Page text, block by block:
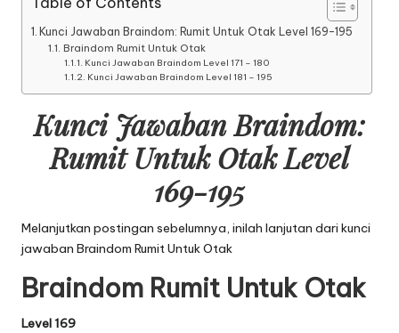
Kunci Jawaban Braindom: Rumit Untuk Otak Level 169-195
Braindom Rumit Untuk Otak
Kunci Jawaban Braindom Level 171 – 180
Kunci Jawaban Braindom Level 181 – 195
Kunci Jawaban Braindom:
Rumit Untuk Otak Level
169-195
Melanjutkan postingan sebelumnya, inilah lanjutan dari kunci
jawaban Braindom Rumit Untuk Otak
Braindom Rumit Untuk Otak
Level 169